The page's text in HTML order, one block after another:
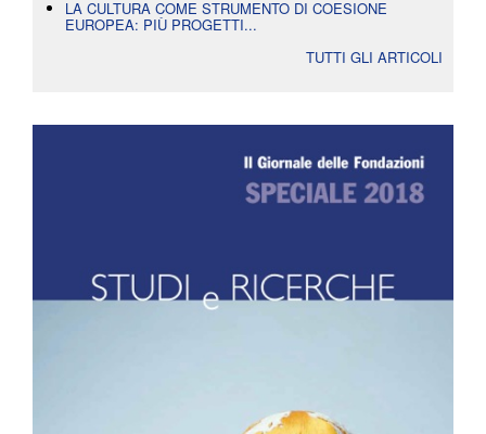
LA CULTURA COME STRUMENTO DI COESIONE
EUROPEA: PIÙ PROGETTI...
TUTTI GLI ARTICOLI